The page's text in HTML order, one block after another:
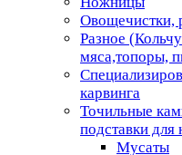
Овощечистки,
Разное
мяса,топоры,
карвинга
Точильные
подставки для
Мусаты